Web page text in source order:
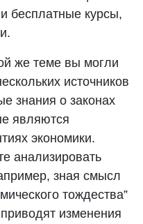
бесплатные курсы,
же теме вы могли
источников
знания о законах
являются
экономики.
анализировать
зная смысл
тождества”
изменения